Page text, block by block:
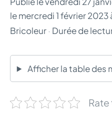
le mercredi 1 février 2023
Bricoleur · Durée de
Afficher la table des